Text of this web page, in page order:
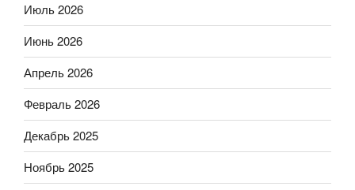
Июль 2026
Июнь 2026
Апрель 2026
Февраль 2026
Декабрь 2025
Ноябрь 2025